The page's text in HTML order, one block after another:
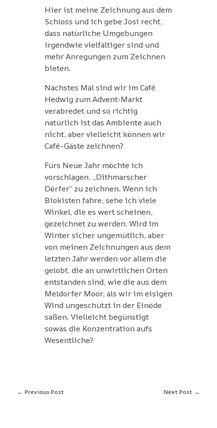
Hier ist meine Zeichnung aus dem
Schloss und ich gebe Josi recht,
dass natürliche Umgebungen
irgendwie vielfältiger sind und
mehr Anregungen zum Zeichnen
bieten.
Nächstes Mal sind wir im Café
Hedwig zum Advent-Markt
verabredet und so richtig
natürlich ist das Ambiente auch
nicht, aber vielleicht können wir
Café-Gäste zeichnen?
Fürs Neue Jahr möchte ich
vorschlagen, „Dithmarscher
Dörfer“ zu zeichnen. Wenn ich
Biokisten fahre, sehe ich viele
Winkel, die es wert scheinen,
gezeichnet zu werden. Wird im
Winter sicher ungemütlich, aber
von meinen Zeichnungen aus dem
letzten Jahr werden vor allem die
gelobt, die an unwirtlichen Orten
entstanden sind, wie die aus dem
Meldorfer Moor, als wir im eisigen
Wind ungeschützt in der Einöde
saßen. Vielleicht begünstigt
sowas die Konzentration aufs
Wesentliche?
Previous Post Next Post